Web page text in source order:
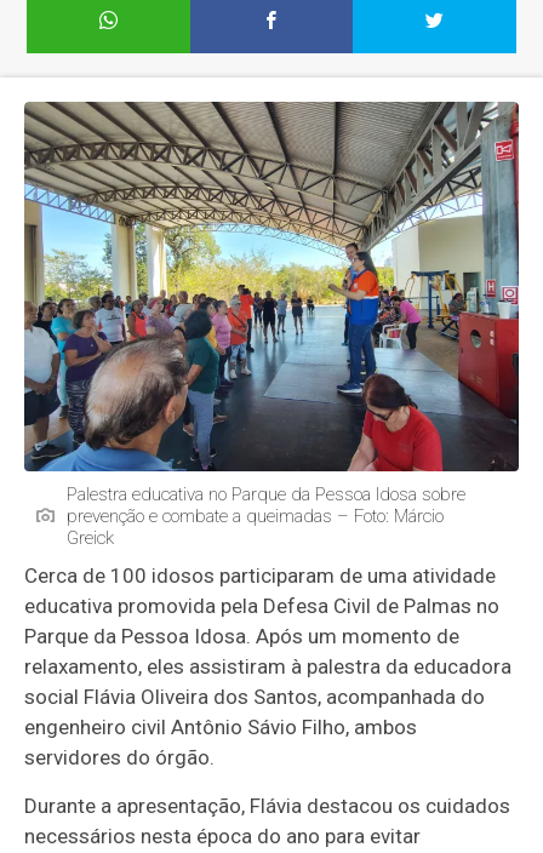
Palestra educativa no Parque da Pessoa Idosa sobre
prevenção e combate a queimadas – Foto: Márcio
Greick
Cerca de 100 idosos participaram de uma atividade
educativa promovida pela Defesa Civil de Palmas no
Parque da Pessoa Idosa. Após um momento de
relaxamento, eles assistiram à palestra da educadora
social Flávia Oliveira dos Santos, acompanhada do
engenheiro civil Antônio Sávio Filho, ambos
servidores do órgão.
Durante a apresentação, Flávia destacou os cuidados
necessários nesta época do ano para evitar